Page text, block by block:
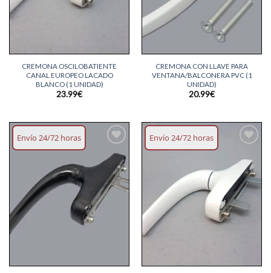
CREMONA OSCILOBATIENTE
CANAL EUROPEO LACADO
BLANCO (1 UNIDAD)
23.99€
CREMONA CON LLAVE PARA
VENTANA/BALCONERA PVC (1
UNIDAD)
20.99€
Envío 24/72 horas
Añadir
lista
deseos
Envío 24/72 horas
lista
deseos